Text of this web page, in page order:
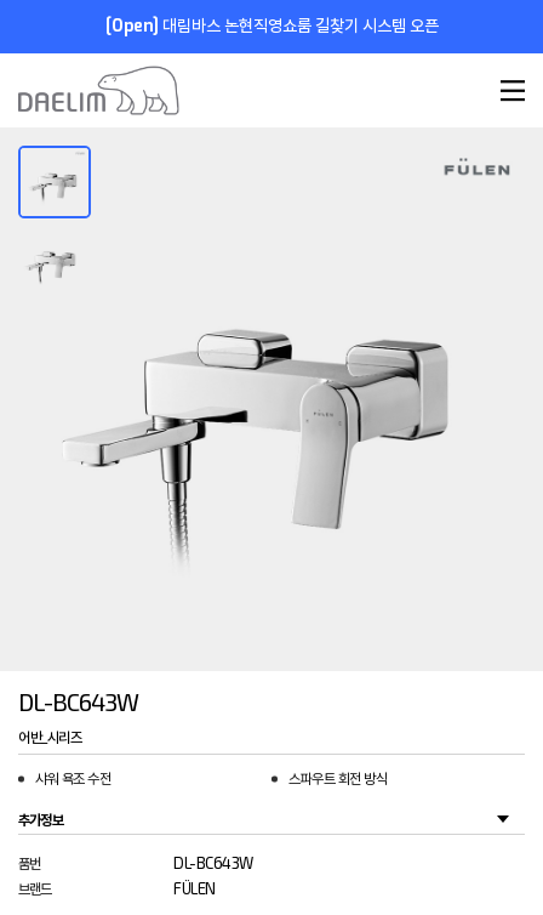
[Open] 대림바스 논현직영쇼룸 길찾기 시스템 오픈
DL-BC643W
어반_시리즈
샤워 욕조 수전 스파우트 회전 방식
추가정보
품번 DL-BC643W
브랜드 FÜLEN